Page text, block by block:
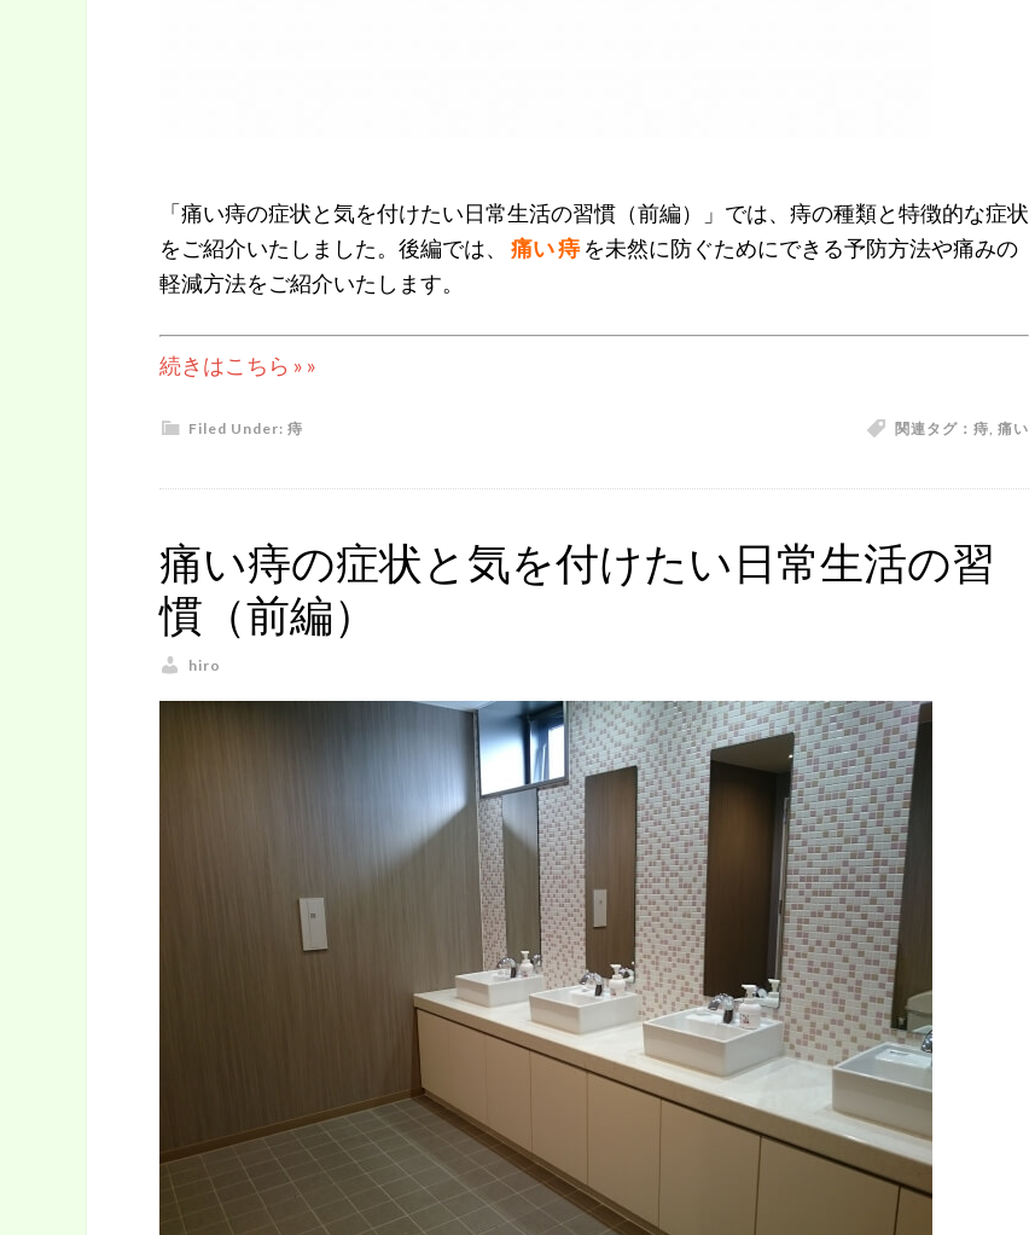
「痛い痔の症状と気を付けたい日常生活の習慣（前編）」では、痔の種類と特徴的な症状
をご紹介いたしました。後編では、 痛い 痔を未然に防ぐためにできる予防方法や痛みの
軽減方法をご紹介いたします。
続きはこちら » »
Filed Under: 痔 関連タグ： 痔, 痛い
痛い痔の症状と気を付けたい日常生活の習
慣（前編）
hiro